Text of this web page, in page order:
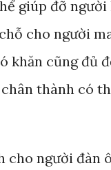
giúp đỡ
cho người
khăn cũng đủ
thành có
cho người đàn